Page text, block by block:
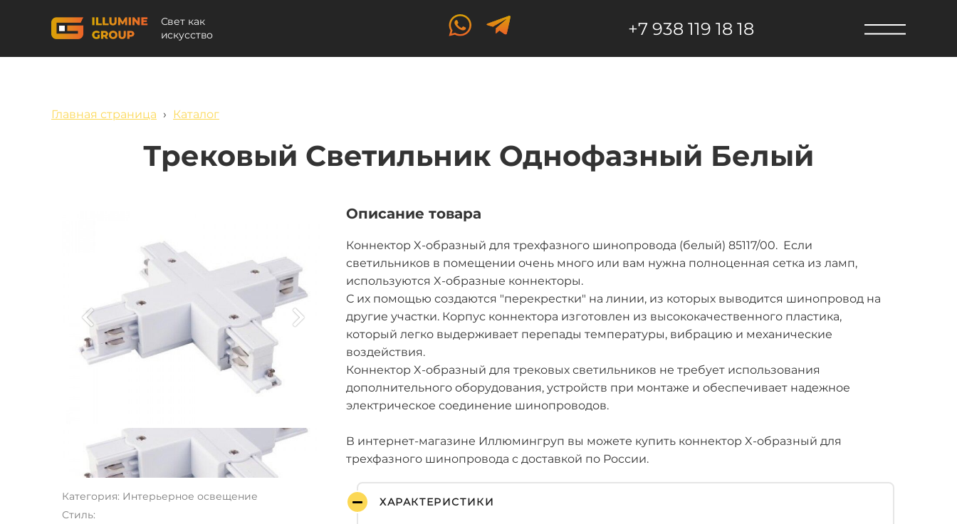
Свет как
искусство
+7 938 119 18 18
Главная страница › Каталог
Трековый Светильник Однофазный Белый
Категория: Интерьерное освещение
Стиль:
Описание товара
Коннектор X-образный для трехфазного шинопровода (белый) 85117/00. Если
светильников в помещении очень много или вам нужна полноценная сетка из ламп,
используются X-образные коннекторы.
С их помощью создаются "перекрестки" на линии, из которых выводится шинопровод на
другие участки. Корпус коннектора изготовлен из высококачественного пластика,
который легко выдерживает перепады температуры, вибрацию и механические
воздействия.
Коннектор X-образный для трековых светильников не требует использования
дополнительного оборудования, устройств при монтаже и обеспечивает надежное
электрическое соединение шинопроводов.
В интернет-магазине Иллюмингруп вы можете купить коннектор X-образный для
трехфазного шинопровода с доставкой по России.
ХАРАКТЕРИСТИКИ